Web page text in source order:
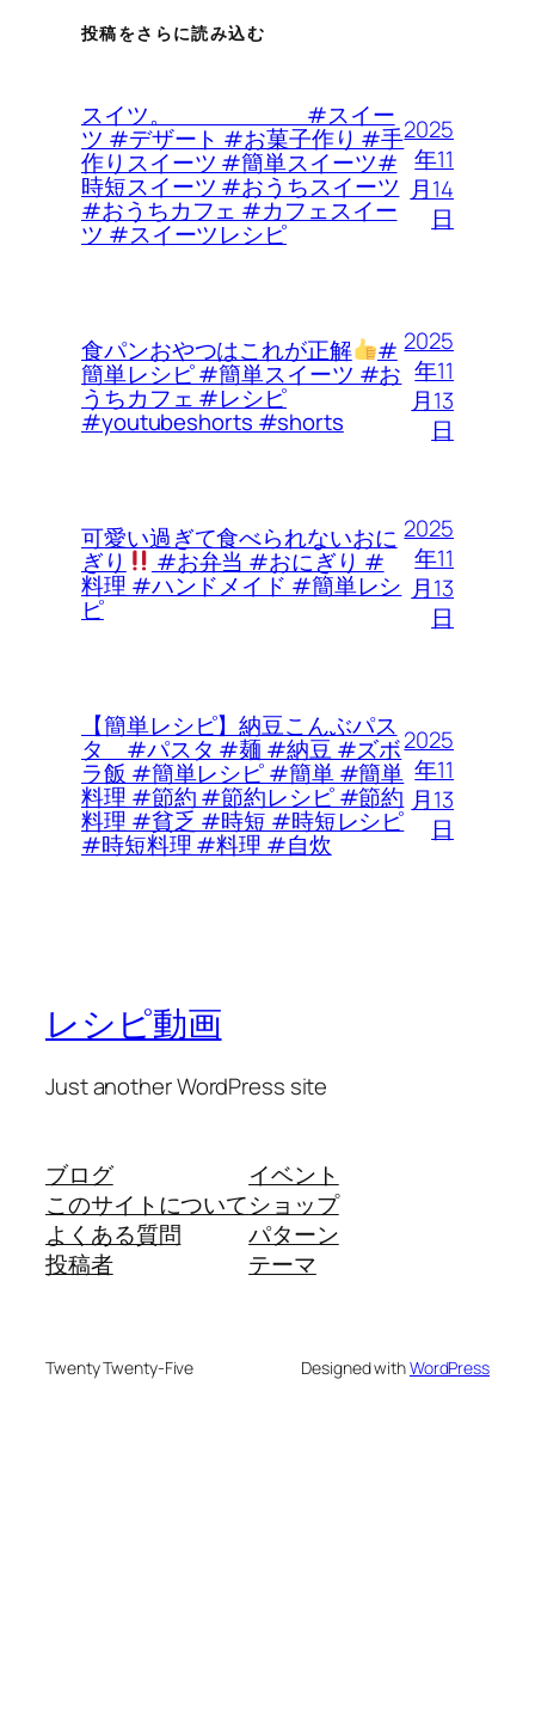
投稿をさらに読み込む
スイツ。 #スイー
ツ #デザート #お菓子作り #手
作りスイーツ #簡単スイーツ#
時短スイーツ #おうちスイーツ
#おうちカフェ #カフェスイー
ツ #スイーツレシピ
2025
年11
月14
日
食パンおやつはこれが正解 #
簡単レシピ #簡単スイーツ #お
うちカフェ #レシピ
#youtubeshorts #shorts
2025
年11
月13
日
可愛い過ぎて食べられないおに
ぎり #お弁当 #おにぎり #
料理 #ハンドメイド #簡単レシ
ピ
2025
年11
月13
日
【簡単レシピ】納豆こんぶパス
タ #パスタ #麺 #納豆 #ズボ
ラ飯 #簡単レシピ #簡単 #簡単
料理 #節約 #節約レシピ #節約
料理 #貧乏 #時短 #時短レシピ
#時短料理 #料理 #自炊
2025
年11
月13
日
レシピ動画
Just another WordPress site
ブログ
このサイトについて
よくある質問
投稿者
イベント
ショップ
パターン
テーマ
Twenty Twenty-Five Designed withWordPress